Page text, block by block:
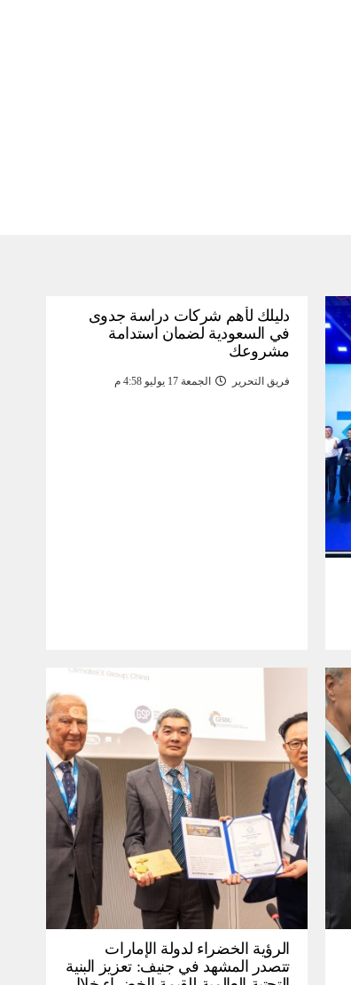
دليلك لأهم شركات دراسة جدوى
في السعودية لضمان استدامة
مشروعك
فريق التحرير الجمعة 17 يوليو 4:58 م
الرؤية الخضراء لدولة الإمارات
تتصدر المشهد في جنيف: تعزيز البنية